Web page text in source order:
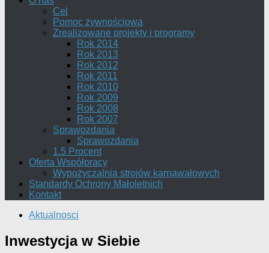
Cel
Pomoc żywnościowa
Zrealizowane projekty i programy
Rok 2014
Rok 2013
Rok 2012
Rok 2011
Rok 2010
Rok 2009
Rok 2008
Rok 2007
Sprawozdania
Sprawozdania
1.5 Procent
Oferta Współpracy
Wypożyczalnia strojów karnawałowych
Standardy Ochrony Małoletnich
Kontakt
Aktualnosci
Inwestycja w Siebie